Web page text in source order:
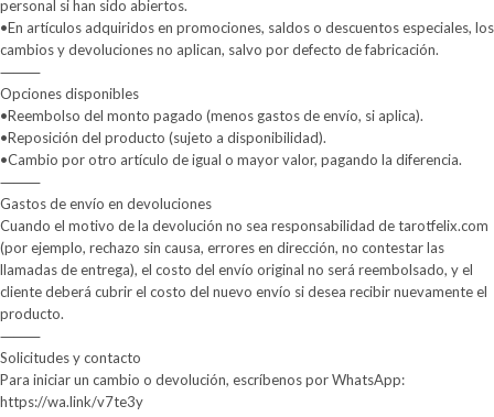
personal si han sido abiertos.
•En artículos adquiridos en promociones, saldos o descuentos especiales, los
cambios y devoluciones no aplican, salvo por defecto de fabricación.
⸻
Opciones disponibles
•Reembolso del monto pagado (menos gastos de envío, si aplica).
•Reposición del producto (sujeto a disponibilidad).
•Cambio por otro artículo de igual o mayor valor, pagando la diferencia.
⸻
Gastos de envío en devoluciones
Cuando el motivo de la devolución no sea responsabilidad de tarotfelix.com
(por ejemplo, rechazo sin causa, errores en dirección, no contestar las
llamadas de entrega), el costo del envío original no será reembolsado, y el
cliente deberá cubrir el costo del nuevo envío si desea recibir nuevamente el
producto.
⸻
Solicitudes y contacto
Para iniciar un cambio o devolución, escríbenos por WhatsApp:
https://wa.link/v7te3y